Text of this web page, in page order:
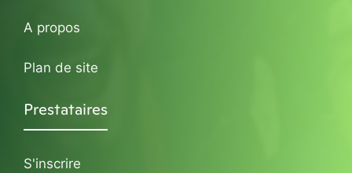
A propos
Plan de site
Prestataires
S'inscrire